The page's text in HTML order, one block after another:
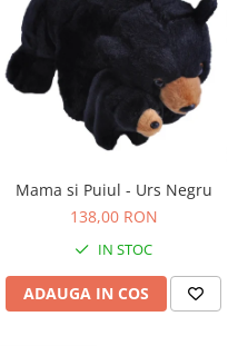
Mama si Puiul - Urs Negru
138,00 RON
IN STOC
ADAUGA IN COS